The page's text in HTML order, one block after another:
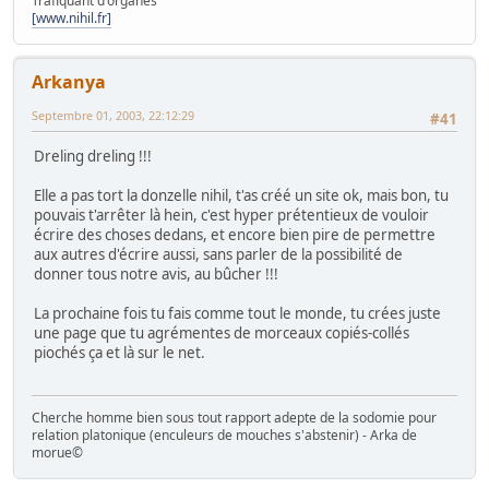
[www.nihil.fr]
Arkanya
#41
Septembre 01, 2003, 22:12:29
Dreling dreling !!!
Elle a pas tort la donzelle nihil, t'as créé un site ok, mais bon, tu
pouvais t'arrêter là hein, c'est hyper prétentieux de vouloir
écrire des choses dedans, et encore bien pire de permettre
aux autres d'écrire aussi, sans parler de la possibilité de
donner tous notre avis, au bûcher !!!
La prochaine fois tu fais comme tout le monde, tu crées juste
une page que tu agrémentes de morceaux copiés-collés
piochés ça et là sur le net.
Cherche homme bien sous tout rapport adepte de la sodomie pour
relation platonique (enculeurs de mouches s'abstenir) - Arka de
morue©